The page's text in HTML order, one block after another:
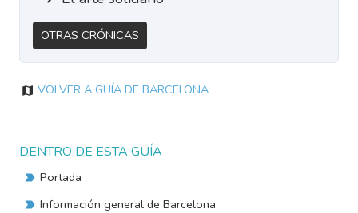
Otras Crónicas
Volver a Guía de Barcelona
DENTRO DE ESTA GUÍA
Portada
Información general de Barcelona